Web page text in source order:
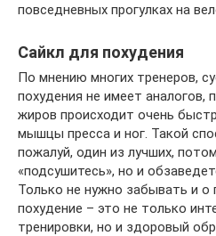
повседневных прогулках на
Сайкл для похудения
По мнению многих тренеров,
похудения не имеет аналогов,
жиров происходит очень
мышцы пресса и ног. Такой
пожалуй, один из лучших,
«подсушитесь», но и
Только не нужно забывать и о
похудение – это не только
тренировки, но и здоровый